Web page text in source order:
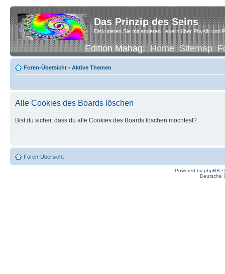
Das Prinzip des Seins
Diskutieren Sie mit anderen Lesern über Physik und
Edition Mahag:Home Sitemap
Foren-Übersicht • Aktive Themen
Alle Cookies des Boards löschen
Bist du sicher, dass du alle Cookies des Boards löschen möchtest?
Foren-Übersicht
Powered by phpBB
Deutsche